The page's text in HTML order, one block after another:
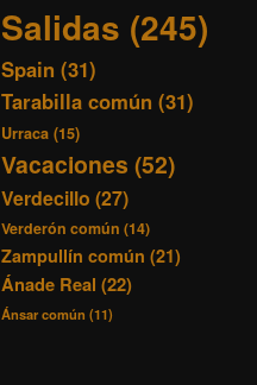
Salidas (245)
Spain (31)
Tarabilla común (31)
Urraca (15)
Vacaciones (52)
Verdecillo (27)
Verderón común (14)
Zampullín común (21)
Ánade Real (22)
Ánsar común (11)